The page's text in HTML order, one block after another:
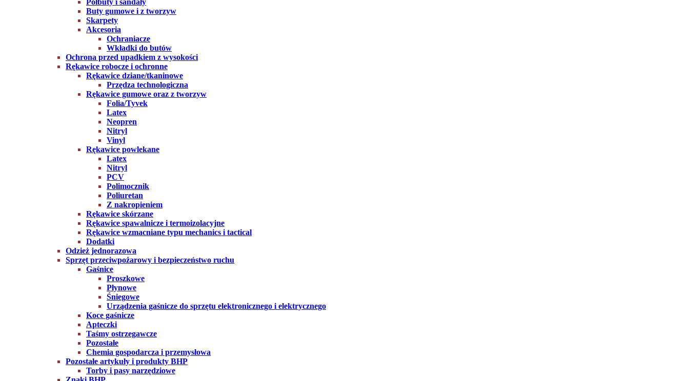
Półbuty i sandały
Buty gumowe i z tworzyw
Skarpety
Akcesoria
Ochraniacze
Wkładki do butów
Ochrona przed upadkiem z wysokości
Rękawice robocze i ochronne
Rękawice dziane/tkaninowe
Przędza technologiczna
Rękawice gumowe oraz z tworzyw
Folia/Tyvek
Latex
Neopren
Nitryl
Vinyl
Rękawice powlekane
Latex
Nitryl
PCV
Polimocznik
Poliuretan
Z nakropieniem
Rękawice skórzane
Rękawice spawalnicze i termoizolacyjne
Rękawice wzmacniane typu mechanics i tactical
Dodatki
Odzież jednorazowa
Sprzęt przeciwpożarowy i bezpieczeństwo ruchu
Gaśnice
Proszkowe
Płynowe
Śniegowe
Urządzenia gaśnicze do sprzętu elektronicznego i elektrycznego
Koce gaśnicze
Apteczki
Taśmy ostrzegawcze
Pozostałe
Chemia gospodarcza i przemysłowa
Pozostałe artykuły i produkty BHP
Torby i pasy narzędziowe